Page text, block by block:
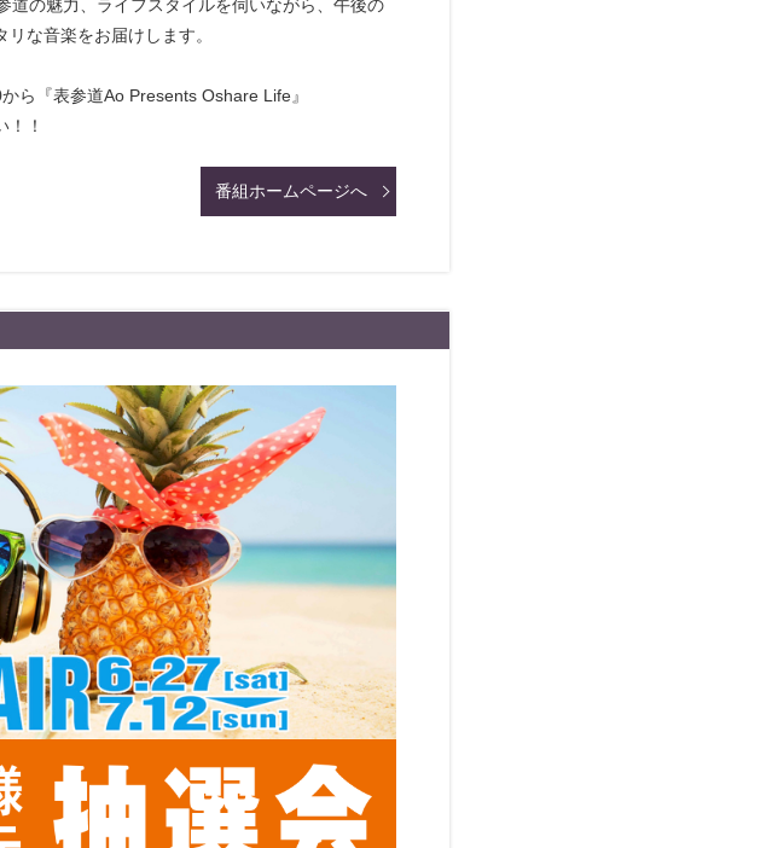
道の魅力、ライフスタイルを伺いながら、午後の
な音楽をお届けします。
ら『表参道Ao Presents Oshare Life』
！！
番組ホームページへ